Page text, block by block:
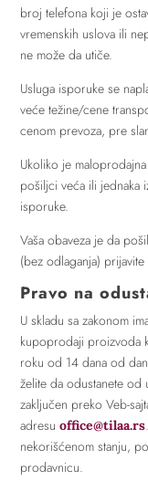
broj telefona koji je
vremenskih uslova ili
ne može da utiče.
Usluga isporuke se
veće težine/cene
cenom prevoza, pre
Ukoliko je
pošiljci veća ili jednaka
isporuke.
Vaša obaveza je da
(bez odlaganja)
Pravo na
U skladu sa zakonom
kupoprodaji proizvoda
roku od 14 dana od
želite da odustanete
zaključen preko Veb-
adresuoffice@tilaa.rs
nekorišćenom stanju,
prodavnicu.